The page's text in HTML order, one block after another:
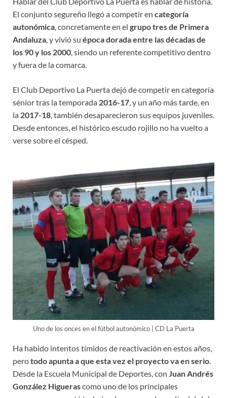
El conjunto segureño llegó a competir en categoría
autonómica , concretamente en el grupo tres de Primera
Andaluza , y vivió su época dorada entre las décadas de
los 90 y los 2000 , siendo un referente competitivo dentro
y fuera de la comarca.
El Club Deportivo La Puerta dejó de competir en categoría
sénior tras la temporada 2016-17 , y un año más tarde, en
la 2017-18 , también desaparecieron sus equipos juveniles.
Desde entonces, el histórico escudo rojillo no ha vuelto a
verse sobre el césped.
Uno de los onces en el fútbol autonómico | CD La Puerta
Ha habido intentos tímidos de reactivación en estos años,
perotodo apunta a que esta vez el proyecto va en serio
Desde la Escuela Municipal de Deportes, con Juan Andrés
González Higuerascomo uno de los principales